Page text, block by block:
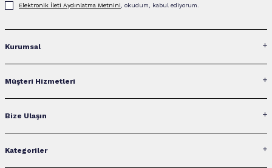
Elektronik İleti Aydınlatma Metni‌ni , okudum, kabul ediyorum.
Kurumsal
Müşteri Hizmetleri
Bize Ulaşın
Kategoriler